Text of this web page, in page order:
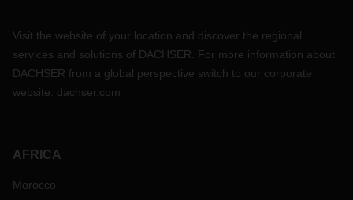
Visit the website of your location and discover the regional
services and solutions of DACHSER. For more information about
DACHSER from a global perspective switch to our corporate
website: dachser.com
AFRICA
Morocco